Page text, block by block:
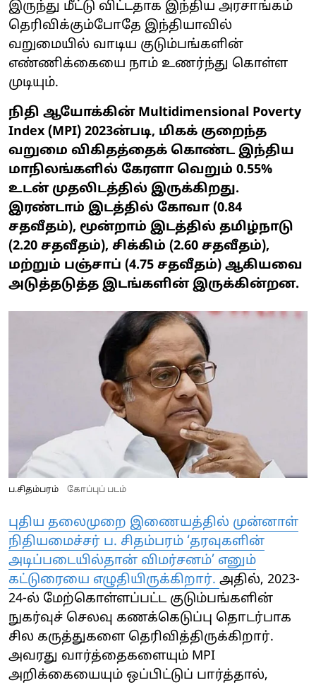
இருந்து மீட்டு விட்டதாக இந்திய அரசாங்கம்
தெரிவிக்கும்போதே இந்தியாவில்
வறுமையில் வாடிய குடும்பங்களின்
எண்ணிக்கையை நாம் உணர்ந்து கொள்ள
முடியும்.
நிதி ஆயோக்கின் Multidimensional Poverty
Index (MPI) 2023ன்படி, மிகக் குறைந்த
வறுமை விகிதத்தைக் கொண்ட இந்திய
மாநிலங்களில் கேரளா வெறும் 0.55%
உடன் முதலிடத்தில் இருக்கிறது.
இரண்டாம் இடத்தில் கோவா (0.84
சதவீதம்), மூன்றாம் இடத்தில் தமிழ்நாடு
(2.20 சதவீதம்), சிக்கிம் (2.60 சதவீதம்),
மற்றும் பஞ்சாப் (4.75 சதவீதம்) ஆகியவை
அடுத்தடுத்த இடங்களின் இருக்கின்றன.
ப.சிதம்பரம் கோப்புப் படம்
புதிய தலைமுறை இணையத்தில் முன்னாள்
நிதியமைச்சர் ப. சிதம்பரம் ‘தரவுகளின்
அடிப்படையில்தான் விமர்சனம்’ எனும்
கட்டுரையை எழுதியிருக்கிறார். அதில், 2023-
24-ல் மேற்கொள்ளப்பட்ட குடும்பங்களின்
நுகர்வுச் செலவு கணக்கெடுப்பு தொடர்பாக
சில கருத்துகளை தெரிவித்திருக்கிறார்.
அவரது வார்த்தைகளையும் MPI
அறிக்கையையும் ஒப்பிட்டுப் பார்த்தால்,